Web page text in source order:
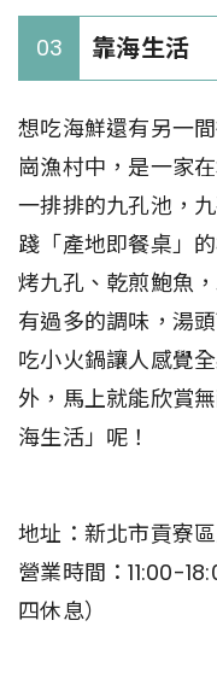
03 靠海生活
想吃海鮮還有另一
崗漁村中，是一家
一排排的九孔池，
踐「產地即餐桌」
烤九孔、乾煎鮑魚
有過多的調味，湯
吃小火鍋讓人感覺
外，馬上就能欣賞
海生活」呢！
地址：新北市貢寮
營業時間：11:00-
四休息）